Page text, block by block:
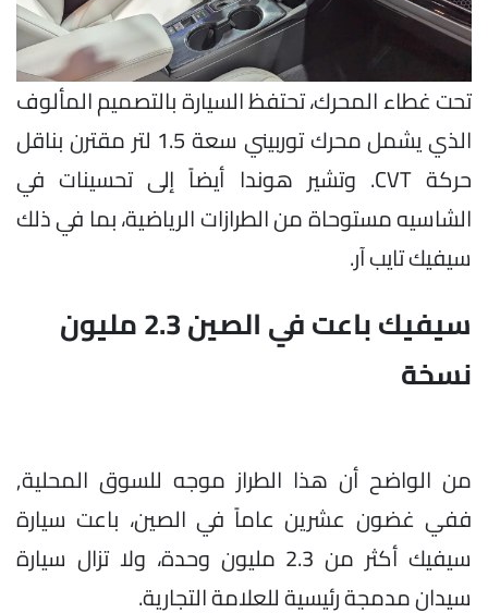
تحت غطاء المحرك، تحتفظ السيارة بالتصميم المألوف
الذي يشمل محرك توربيني سعة 1.5 لتر مقترن بناقل
حركة CVT. وتشير هوندا أيضاً إلى تحسينات في
الشاسيه مستوحاة من الطرازات الرياضية، بما في ذلك
سيفيك تايب آر.
سيفيك باعت في الصين 2.3 مليون
نسخة
من الواضح أن هذا الطراز موجه للسوق المحلية,
ففي غضون عشرين عاماً في الصين، باعت سيارة
سيفيك أكثر من 2.3 مليون وحدة، ولا تزال سيارة
سيدان مدمجة رئيسية للعلامة التجارية.